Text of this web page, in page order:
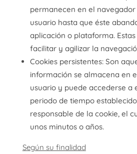
permanecen en el
usuario hasta que éste
aplicación o plataforma.
facilitar y agilizar la
Cookies persistentes: Son
información se almacena en
usuario y puede accederse a
periodo de tiempo
responsable de la cookie, el
unos minutos o años.
Según su finalidad